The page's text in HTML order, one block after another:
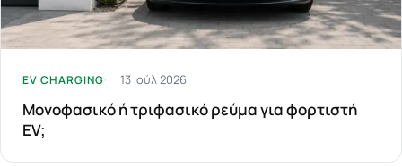
EV CHARGING 13 Ιούλ 2026
Μονοφασικό ή τριφασικό ρεύμα για φορτιστή
EV;